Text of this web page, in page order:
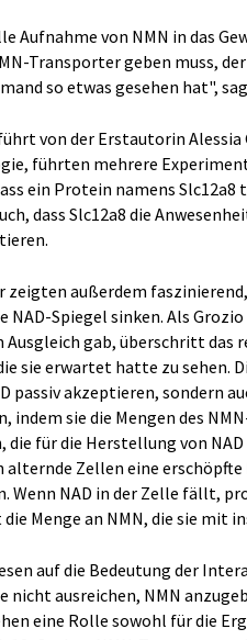
Aufnahme von NMN in das
Transporter geben muss,
so etwas gesehen hat",
von der Erstautorin
führten mehrere
ein Protein namens
dass Slc12a8 die
zeigten außerdem
NAD-Spiegel sinken. Als
Ausgleich gab, überschritt
sie erwartet hatte zu sehen.
passiv akzeptieren, sondern
indem sie die Mengen des
die für die Herstellung von
alternde Zellen eine
Wenn NAD in der Zelle fällt,
Menge an NMN, die sie mit
auf die Bedeutung der
nicht ausreichen, NMN
eine Rolle sowohl für die